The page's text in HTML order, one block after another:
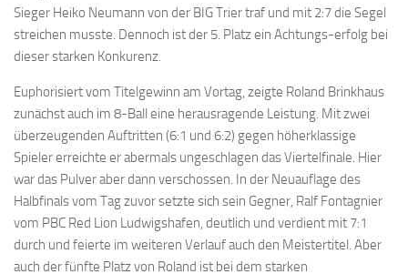
Sieger Heiko Neumann von der BIG Trier traf und mit 2:7 die Segel
streichen musste. Dennoch ist der 5. Platz ein Achtungs-erfolg bei
dieser starken Konkurenz.
Euphorisiert vom Titelgewinn am Vortag, zeigte Roland Brinkhaus
zunächst auch im 8-Ball eine herausragende Leistung. Mit zwei
überzeugenden Auftritten (6:1 und 6:2) gegen höherklassige
Spieler erreichte er abermals ungeschlagen das Viertelfinale. Hier
war das Pulver aber dann verschossen. In der Neuauflage des
Halbfinals vom Tag zuvor setzte sich sein Gegner, Ralf Fontagnier
vom PBC Red Lion Ludwigshafen, deutlich und verdient mit 7:1
durch und feierte im weiteren Verlauf auch den Meistertitel. Aber
auch der fünfte Platz von Roland ist bei dem starken